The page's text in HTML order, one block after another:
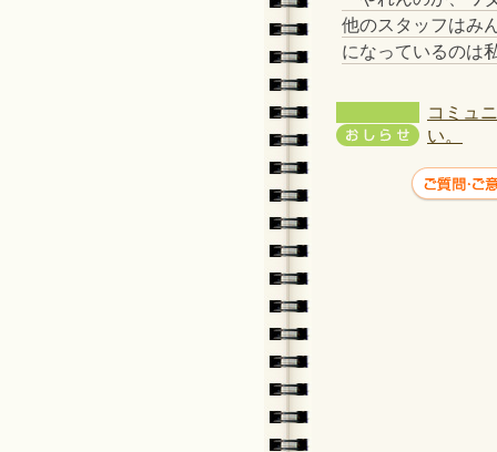
他のスタッフはみ
になっているのは
コミュ
い。